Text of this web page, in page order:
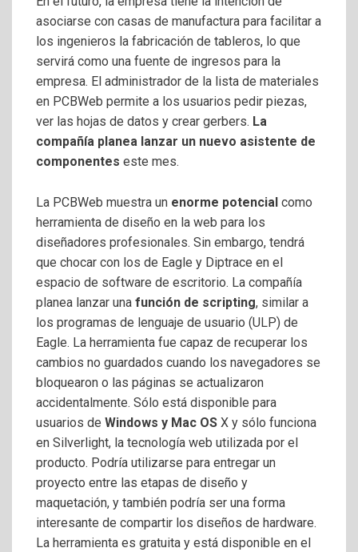
asociarse con casas de manufactura para facilitar a
los ingenieros la fabricación de tableros, lo que
servirá como una fuente de ingresos para la
empresa. El administrador de la lista de materiales
en PCBWeb permite a los usuarios pedir piezas,
ver las hojas de datos y crear gerbers. La
compañía planea lanzar un nuevo asistente de
componentes este mes.
La PCBWeb muestra un enorme potencial como
herramienta de diseño en la web para los
diseñadores profesionales. Sin embargo, tendrá
que chocar con los de Eagle y Diptrace en el
espacio de software de escritorio. La compañía
planea lanzar una función de scripting, similar a
los programas de lenguaje de usuario (ULP) de
Eagle. La herramienta fue capaz de recuperar los
cambios no guardados cuando los navegadores se
bloquearon o las páginas se actualizaron
accidentalmente. Sólo está disponible para
usuarios de Windows y Mac OS X y sólo funciona
en Silverlight, la tecnología web utilizada por el
producto. Podría utilizarse para entregar un
proyecto entre las etapas de diseño y
maquetación, y también podría ser una forma
interesante de compartir los diseños de hardware.
La herramienta es gratuita y está disponible en el